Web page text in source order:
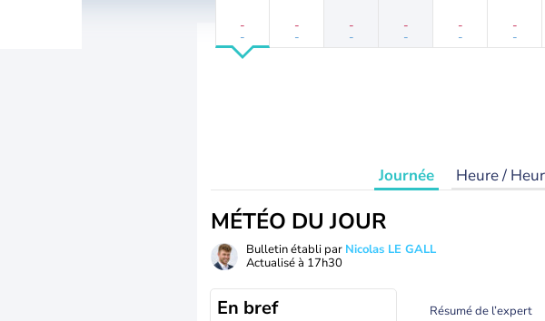
-
-
-
-
-
-
-
-
-
-
-
-
Journée Heure /
MÉTÉO DU JOUR
Bulletin établi par Nicolas LE GALL
Actualisé à 17h30
En bref Résumé de l’expert